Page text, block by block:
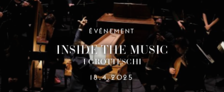
ÉVÉNEMENT
INSIDE THE MUSIC
I GROTTESCHI
18.4.2025